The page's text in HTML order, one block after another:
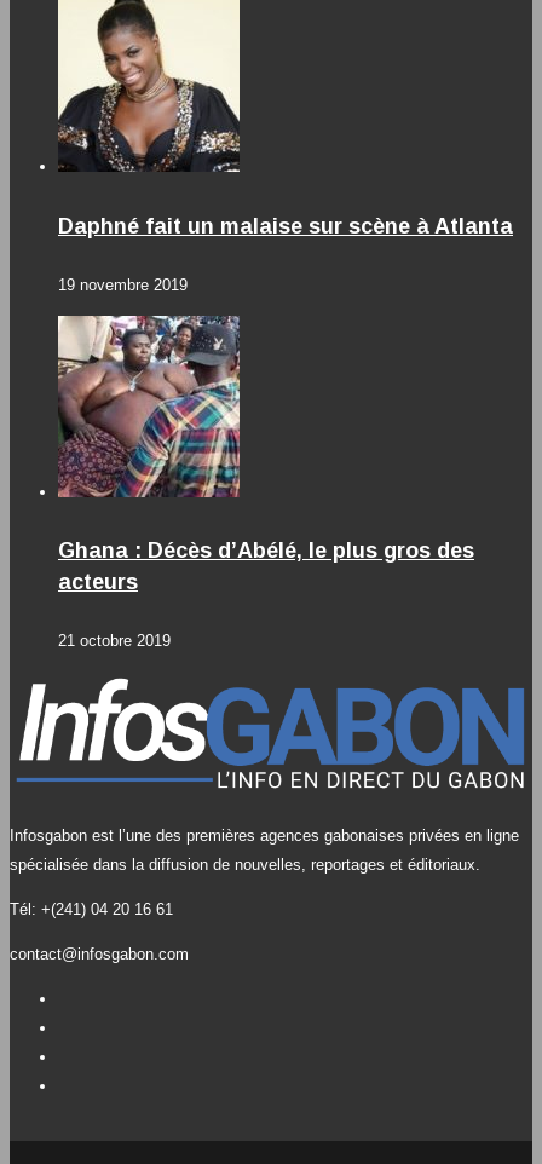
Daphné fait un malaise sur scène à Atlanta
19 novembre 2019
Ghana : Décès d’Abélé, le plus gros des
acteurs
21 octobre 2019
Infosgabon est l’une des premières agences gabonaises privées en ligne
spécialisée dans la diffusion de nouvelles, reportages et éditoriaux.
Tél: +(241) 04 20 16 61
contact@infosgabon.com